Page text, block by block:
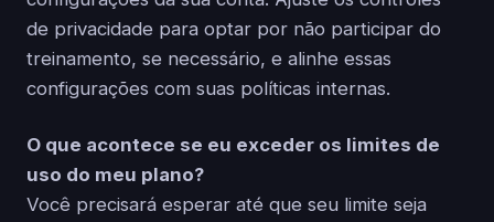
de privacidade para optar por não participar do
treinamento, se necessário, e alinhe essas
configurações com suas políticas internas.
O que acontece se eu exceder os limites de
uso do meu plano?
Você precisará esperar até que seu limite seja